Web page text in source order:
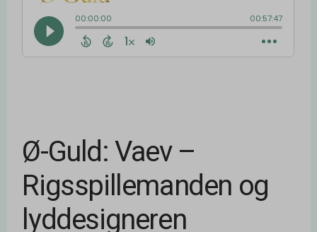
Ø-Guld: Vaev –
Rigsspillemanden og
lyddesigneren